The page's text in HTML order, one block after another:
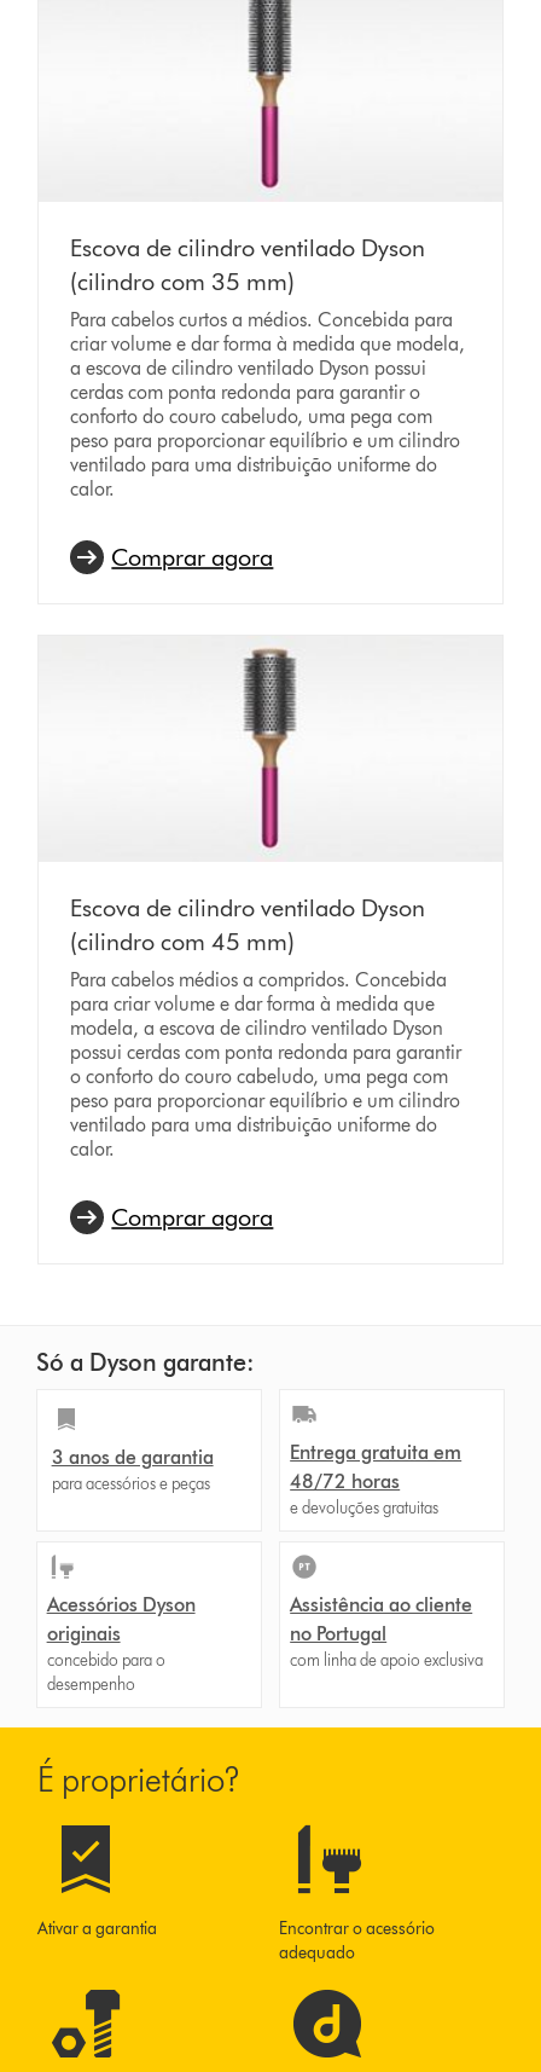
Escova de cilindro ventilado Dyson
(cilindro com 35 mm)
Para cabelos curtos a médios. Concebida para
criar volume e dar forma à medida que modela,
a escova de cilindro ventilado Dyson possui
cerdas com ponta redonda para garantir o
conforto do couro cabeludo, uma pega com
peso para proporcionar equilíbrio e um cilindro
ventilado para uma distribuição uniforme do
calor.
Comprar agora
Escova de cilindro ventilado Dyson
(cilindro com 45 mm)
Para cabelos médios a compridos. Concebida
para criar volume e dar forma à medida que
modela, a escova de cilindro ventilado Dyson
possui cerdas com ponta redonda para garantir
o conforto do couro cabeludo, uma pega com
peso para proporcionar equilíbrio e um cilindro
ventilado para uma distribuição uniforme do
calor.
Comprar agora
Só a Dyson garante:
3 anos de garantia
para acessórios e peças
Entrega gratuita em
48/72 horas
e devoluções gratuitas
Acessórios Dyson
originais
concebido para o
desempenho
Assistência ao cliente
no Portugal
com linha de apoio exclusiva
É proprietário?
Ativar a garantia
Encontrar o acessório
adequado